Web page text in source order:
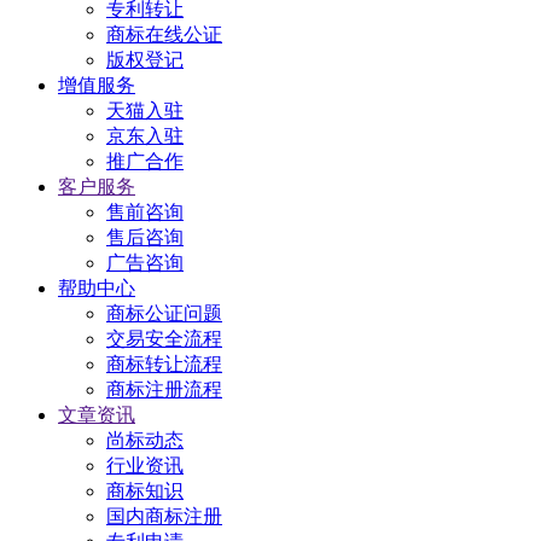
专利转让
商标在线公证
版权登记
增值服务
天猫入驻
京东入驻
推广合作
客户服务
售前咨询
售后咨询
广告咨询
帮助中心
商标公证问题
交易安全流程
商标转让流程
商标注册流程
文章资讯
尚标动态
行业资讯
商标知识
国内商标注册